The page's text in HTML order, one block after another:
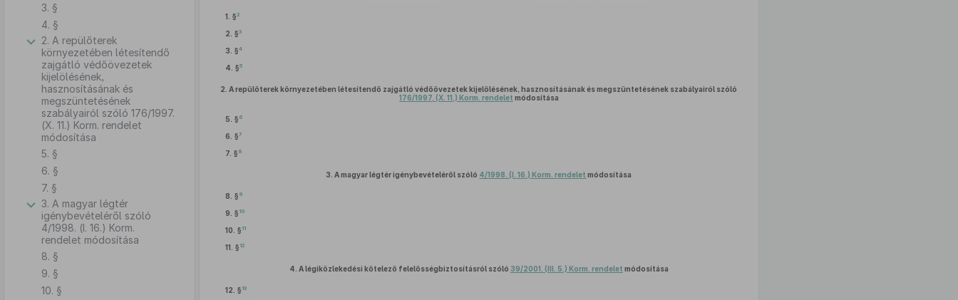
3. §
4. §
2. A repülőterek
környezetében létesítendő
zajgátló védőövezetek
kijelölésének,
hasznosításának és
megszüntetésének
szabályairól szóló 176/1997.
(X. 11.) Korm. rendelet
módosítása
5. §
6. §
7. §
3. A magyar légtér
igénybevételéről szóló
4/1998. (I. 16.) Korm.
rendelet módosítása
8. §
9. §
10. §
1. §2
2. §3
3. §4
4. §5
2. A repülőterek környezetében létesítendő zajgátló védőövezetek kijelölésének, hasznosításának és megszüntetésének szabályairól szóló
176/1997. (X. 11.) Korm. rendelet módosítása
5. § 6
6. §7
7. § 8
3. A magyar légtér igénybevételéről szóló 4/1998. (I. 16.) Korm. rendelet módosítása
8. § 9
9. § 10
10. § 11
11. § 12
4. A légiközlekedési kötelező felelősségbiztosításról szóló 39/2001. (III. 5.) Korm. rendelet módosítása
12. § 13